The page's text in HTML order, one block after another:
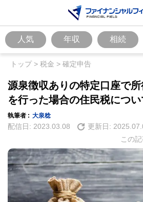
人気 年収 相続
トップ> 税金 > 確定申告
源泉徴収ありの特定口座で
を行った場合の住民税につい
執筆者 : 大泉稔
配信日: 2023.03.08 更新日:
この